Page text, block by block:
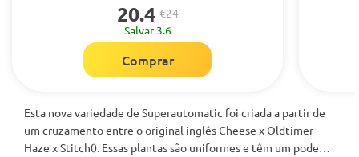
20.4 €24
Salvar 3.6
Comprar
Esta nova variedade de Superautomatic foi criada a partir de
um cruzamento entre o original inglês Cheese x Oldtimer
Haze x Stitch0. Essas plantas são uniformes e têm um poder